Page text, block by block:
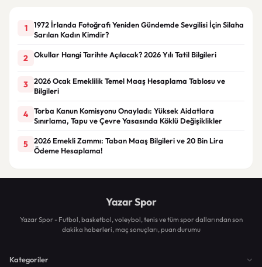
1
1972 İrlanda Fotoğrafı Yeniden Gündemde Sevgilisi İçin Silaha
Sarılan Kadın Kimdir?
2 Okullar Hangi Tarihte Açılacak? 2026 Yılı Tatil Bilgileri
3
2026 Ocak Emeklilik Temel Maaş Hesaplama Tablosu ve
Bilgileri
4
Torba Kanun Komisyonu Onayladı: Yüksek Aidatlara
Sınırlama, Tapu ve Çevre Yasasında Köklü Değişiklikler
5
2026 Emekli Zammı: Taban Maaş Bilgileri ve 20 Bin Lira
Ödeme Hesaplama!
Yazar Spor
Yazar Spor - Futbol, basketbol, voleybol, tenis ve tüm spor dallarından son
dakika haberleri, maç sonuçları, puan durumu
Kategoriler